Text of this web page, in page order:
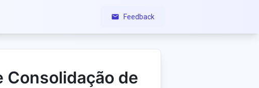
Feedback
Consolidação de